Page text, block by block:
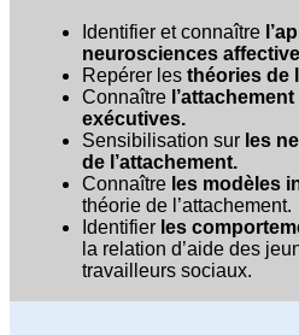
Identifier et connaître
neurosciences
Repérer les théories de
Connaître
exécutives.
Sensibilisation sur les
de l’attachement.
Connaître les modèles
théorie de l’attachement.
Identifier les
la relation d’aide des
travailleurs sociaux.